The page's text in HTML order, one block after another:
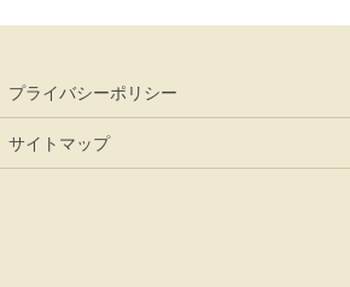
プライバシーポリシー
サイトマップ